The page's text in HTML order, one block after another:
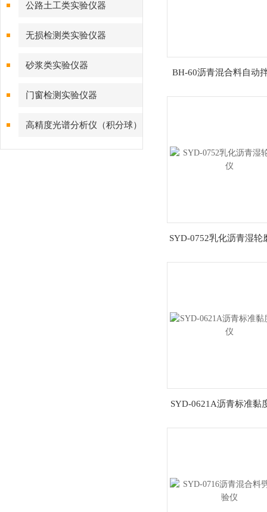
公路土工类实验仪器
无损检测类实验仪器
砂浆类实验仪器
门窗检测实验仪器
高精度光谱分析仪（积分球）
综合测试系统
BH-60沥青混合料自动
SYD-0752乳化沥青湿轮
SYD-0621A沥青标准黏